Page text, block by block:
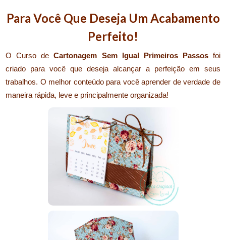
Para Você Que Deseja Um Acabamento
Perfeito!
O Curso deCartonagem Sem Igual Primeiros Passosfoi
criado para você que deseja alcançar a perfeição em seus
trabalhos. O melhor conteúdo para você aprender de verdade de
maneira rápida, leve e principalmente organizada!